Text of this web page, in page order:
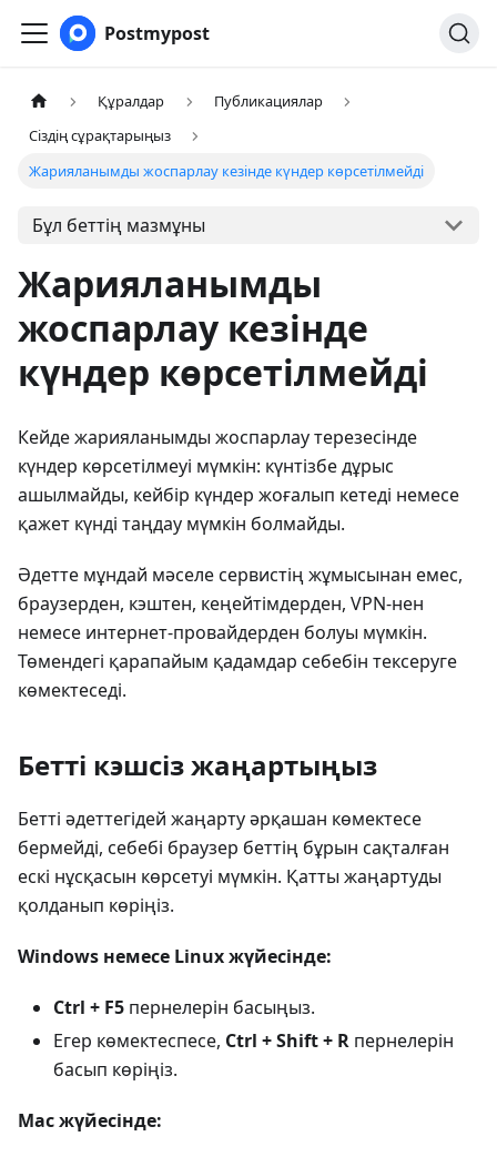
Postmypost
Құралдар
Публикациялар
Сіздің сұрақтарыңыз
Жарияланымды жоспарлау кезінде күндер көрсетілмейді
Бұл беттің мазмұны
Жарияланымды
жоспарлау кезінде
күндер көрсетілмейді
Кейде жарияланымды жоспарлау терезесінде
күндер көрсетілмеуі мүмкін: күнтізбе дұрыс
ашылмайды, кейбір күндер жоғалып кетеді немесе
қажет күнді таңдау мүмкін болмайды.
Әдетте мұндай мәселе сервистің жұмысынан емес,
браузерден, кэштен, кеңейтімдерден, VPN-нен
немесе интернет-провайдерден болуы мүмкін.
Төмендегі қарапайым қадамдар себебін тексеруге
көмектеседі.
Бетті кэшсіз жаңартыңыз
Бетті әдеттегідей жаңарту әрқашан көмектесе
бермейді, себебі браузер беттің бұрын сақталған
ескі нұсқасын көрсетуі мүмкін. Қатты жаңартуды
қолданып көріңіз.
Windows немесе Linux жүйесінде:
Ctrl + F5 пернелерін басыңыз.
Егер көмектеспесе, Ctrl + Shift + R пернелерін
басып көріңіз.
Mac жүйесінде: